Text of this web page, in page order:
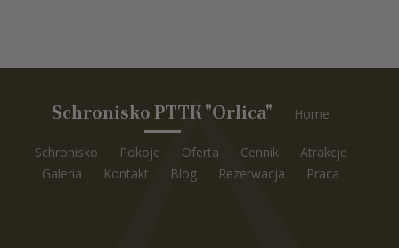
Schronisko PTTK "Orlica" Home
Schronisko Pokoje Oferta Cennik
Atrakcje
Galeria
Kontakt Blog Rezerwacja Praca